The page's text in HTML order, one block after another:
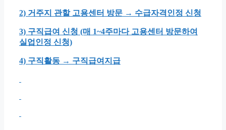
2) 거주지 관할 고용센터 방문 → 수급자격인정 신청
3) 구직급여 신청 (매 1~4주마다 고용센터 방문하여
실업인정 신청)
4) 구직활동 → 구직급여지급